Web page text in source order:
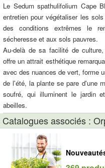
Le Sedum spathulifolium Cape
entretien pour végétaliser les
des conditions extrêmes le
sécheresse et aux sols pauvres.
Au-delà de sa facilité de
offre un attrait esthétique
avec des nuances de vert, forme
de l'été, la plante se pare d'une
soufré, qui illuminent le jardin
abeilles.
Catalogues associés :